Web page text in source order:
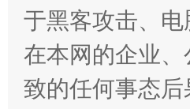
全民健身五年计划来了！
于黑客攻击、
在本网的企业
致的任何事态后